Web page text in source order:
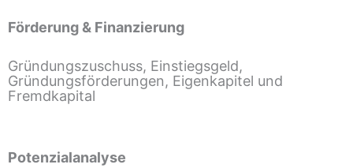
Förderung & Finanzierung
Gründungszuschuss, Einstiegsgeld,
Gründungsförderungen, Eigenkapitel und
Fremdkapital
Potenzialanalyse